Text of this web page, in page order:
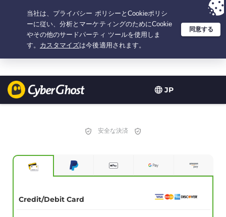
JP
選択プラン：3.3333333333333年間 $ 2.23/月の 大特価
安全な決済
Credit/Debit Card